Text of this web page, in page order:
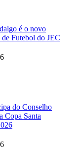
é o novo
Futebol do JEC
do Conselho
Copa Santa